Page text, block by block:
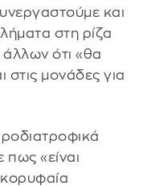
και
στη ρίζα
ότι «θα
στις μονάδες για
πως «είναι